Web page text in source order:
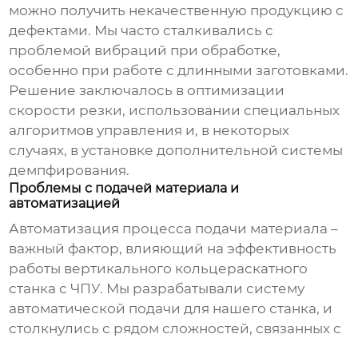
можно получить некачественную продукцию с
дефектами. Мы часто сталкивались с
проблемой вибраций при обработке,
особенно при работе с длинными заготовками.
Решение заключалось в оптимизации
скорости резки, использовании специальных
алгоритмов управления и, в некоторых
случаях, в установке дополнительной системы
демпфирования.
Проблемы с подачей материала и
автоматизацией
Автоматизация процесса подачи материала –
важный фактор, влияющий на эффективность
работы вертикального кольцераскатного
станка с ЧПУ. Мы разрабатывали систему
автоматической подачи для нашего станка, и
столкнулись с рядом сложностей, связанных с